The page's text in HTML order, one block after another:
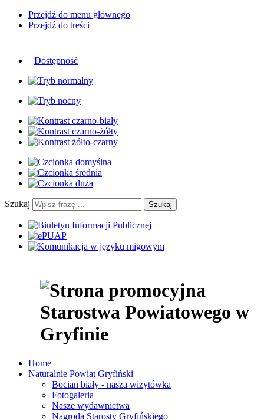
Przejdź do menu głównego
Przejdź do treści
Dostępność
Szukaj Szukaj
Home
Naturalnie Powiat Gryfiński
Bocian biały - nasza wizytówka
Fotogaleria
Nasze wydawnictwa
Nagroda Starosty Gryfińskiego